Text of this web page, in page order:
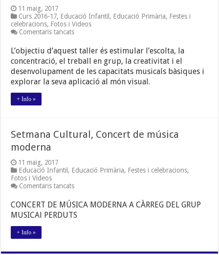
11 maig, 2017
Curs 2016-17, Educació Infantil , Educació Primària, Festes i
celebracions, Fotos i Videos
Comentaris tancatsa
Cultural:
Taller
de
bandes
sonores
L’objectiu d’aquest taller és estimular l’escolta, la
concentració, el treball en grup, la creativitat i el
desenvolupament de les capacitats musicals bàsiques i
explorar la seva aplicació al món visual.
+ Info »
Setmana Cultural, Concert de música
moderna
11 maig, 2017
Educació Infantil , Educació Primària, Festes i celebracions,
Fotos i Videos
Comentaris tancatsa
Cultural,
Concert
de
CONCERT DE MÚSICA MODERNA A CÀRREG DEL GRUP
MUSICAl PERDUTS
+ Info »